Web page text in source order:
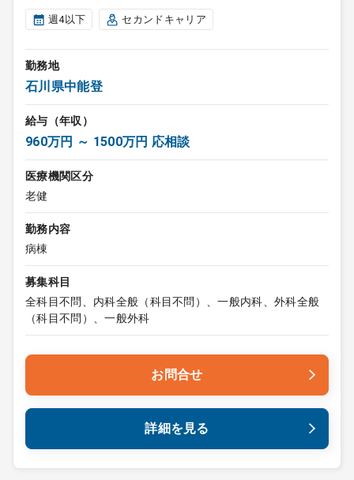
週4以下 セカンドキャリア
勤務地
石川県中能登
給与（年収）
960万円 ～ 1500万円 応相談
医療機関区分
老健
勤務内容
病棟
募集科目
全科目不問、内科全般（科目不問）、一般内科、外科全般
（科目不問）、一般外科
お問合せ
詳細を見る